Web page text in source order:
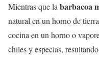
Mientras que labarbacoa
natural en un horno de
cocina en un horno o
chiles y especias,